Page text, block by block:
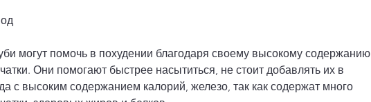
могут помочь в похудении благодаря своему высокому содержанию
Они помогают быстрее насытиться, не стоит добавлять их в
с высоким содержанием калорий, железо, так как содержат много